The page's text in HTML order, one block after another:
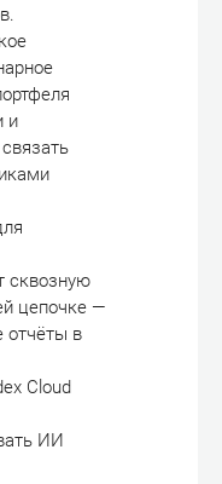
и
сквозную
цепочке —
отчёты в
Cloud
ИИ